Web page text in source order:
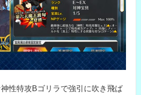
性特攻Bゴリラで強引に吹き飛ば